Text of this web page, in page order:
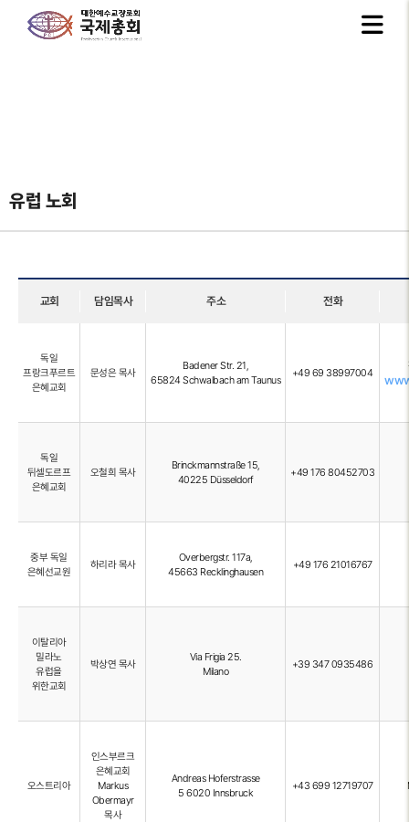
유럽 노회
교회 담임목사 주소 전화
독일
프랑크푸르트
은혜교회
문성은 목사
Badener Str. 21,
65824 Schwalbach am Taunus
+49 69 38997004
독일
뒤셀도르프
은혜교회
오철희 목사
Brinckmannstraße 15,
40225 Düsseldorf
+49 176 80452703
중부 독일
은혜선교원
하리라 목사
Overbergstr. 117a,
45663 Recklinghausen
+49 176 21016767
이탈리아
밀라노
유럽을
위한교회
박상연 목사
Via Frigia 25.
Milano
+39 347 0935486
오스트리아
인스부르크
은혜교회
Markus
Obermayr
목사
Andreas Hoferstrasse
5 6020 Innsbruck
+43 699 12719707